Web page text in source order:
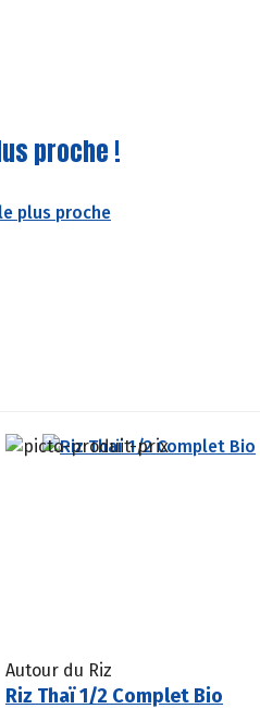
proche !
plus proche
Autour du Riz
Riz Thaï 1/2 Complet Bio